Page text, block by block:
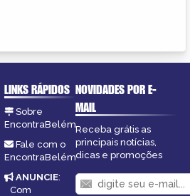
LINKS RÁPIDOS
Sobre
EncontraBelém
Fale com o
EncontraBelém
ANUNCIE:
Com
NOVIDADES POR E-
MAIL
Receba grátis as
principais notícias,
dicas e promoções